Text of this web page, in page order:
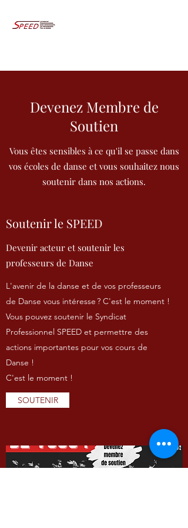
Devenez Membre de
Soutien
Vous êtes sensibles à ce qu'il se passe dans
vos écoles de danse et vous souhaitez nous
soutenir dans nos actions.
Soutenir le SPEED
Devenir acteur et soutenir les
professeurs de Danse
L'avenir de la danse et de vos professeurs
de Danse vous intéresse ? C'est le moment !
Vous pouvez soutenir le Syndicat
Professionnel SPEED et permettre des
actions importantes pour vos cours de
Danse !
C'est le moment !
SOUTENIR